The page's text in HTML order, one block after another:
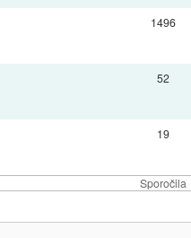
Sporočila
1496
52
19